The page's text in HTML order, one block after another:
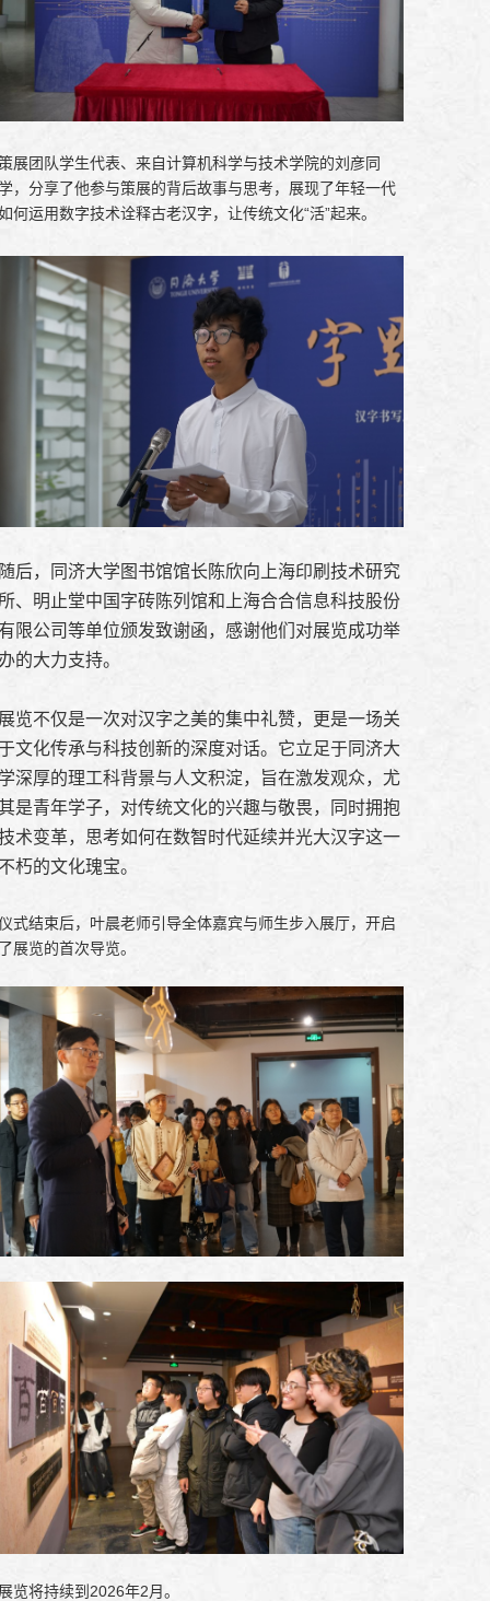
展团队学生代表、来自计算机科学与技术学院的刘彦同
，分享了他参与策展的背后故事与思考，展现了年轻一代
何运用数字技术诠释古老汉字，让传统文化“活”起来。
后，同济大学图书馆馆长陈欣向上海印刷技术研究
、明止堂中国字砖陈列馆和上海合合信息科技股份
限公司等单位颁发致谢函，感谢他们对展览成功举
的大力支持。
览不仅是一次对汉字之美的集中礼赞，更是一场关
文化传承与科技创新的深度对话。它立足于同济大
深厚的理工科背景与人文积淀，旨在激发观众，尤
是青年学子，对传统文化的兴趣与敬畏，同时拥抱
术变革，思考如何在数智时代延续并光大汉字这一
朽的文化瑰宝。
式结束后，叶晨老师引导全体嘉宾与师生步入展厅，开启
展览的首次导览。
览将持续到2026年2月。